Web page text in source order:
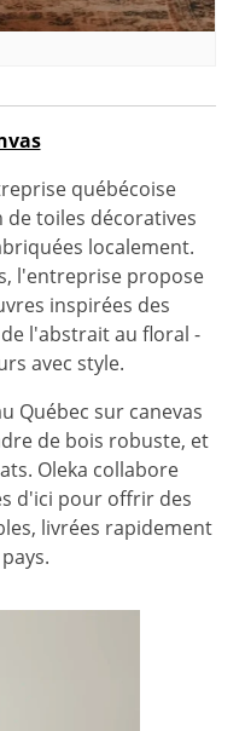
québécoise
de toiles décoratives
localement.
l'entreprise propose
inspirées des
l'abstrait au floral -
avec style.
Québec sur canevas
de bois robuste, et
Oleka collabore
d'ici pour offrir des
livrées rapidement